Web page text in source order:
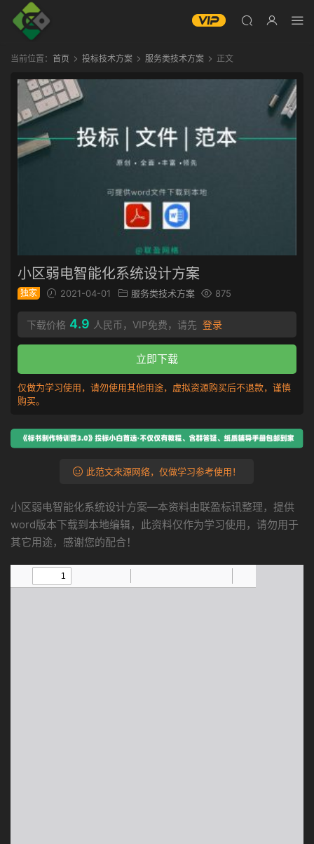
当前位置： 首页 投标技术方案 服务类技术方案 正文
小区弱电智能化系统设计方案
独家 2021-04-01 服务类技术方案 875
下载价格 4.9 人民币，VIP免费，请先 登录
立即下载
仅做为学习使用，请勿使用其他用途，虚拟资源购买后不退款，谨慎
购买。
此范文来源网络，仅做学习参考使用！
小区弱电智能化系统设计方案—本资料由联盈标讯整理，提供
word版本下载到本地编辑，此资料仅作为学习使用，请勿用于
其它用途，感谢您的配合！